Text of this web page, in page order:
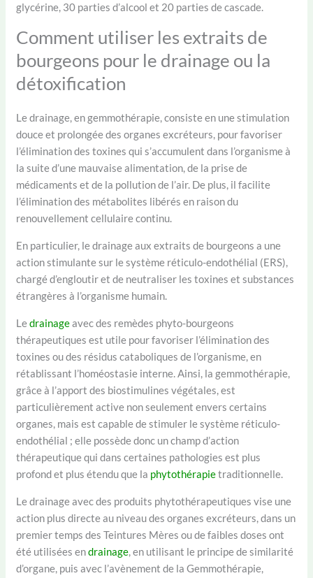
glycérine, 30 parties d’alcool et 20 parties de cascade.
Comment utiliser les extraits de
bourgeons pour le drainage ou la
détoxification
Le drainage, en gemmothérapie, consiste en une stimulation
douce et prolongée des organes excréteurs, pour favoriser
l’élimination des toxines qui s’accumulent dans l’organisme à
la suite d’une mauvaise alimentation, de la prise de
médicaments et de la pollution de l’air. De plus, il facilite
l’élimination des métabolites libérés en raison du
renouvellement cellulaire continu.
En particulier, le drainage aux extraits de bourgeons a une
action stimulante sur le système réticulo-endothélial (ERS),
chargé d’engloutir et de neutraliser les toxines et substances
étrangères à l’organisme humain.
Ledrainageavec des remèdes phyto-bourgeons
thérapeutiques est utile pour favoriser l’élimination des
toxines ou des résidus cataboliques de l’organisme, en
rétablissant l’homéostasie interne. Ainsi, la gemmothérapie,
grâce à l’apport des biostimulines végétales, est
particulièrement active non seulement envers certains
organes, mais est capable de stimuler le système réticulo-
endothélial ; elle possède donc un champ d’action
thérapeutique qui dans certaines pathologies est plus
profond et plus étendu que la phytothérapietraditionnelle.
Le drainage avec des produits phytothérapeutiques vise une
action plus directe au niveau des organes excréteurs, dans un
premier temps des Teintures Mères ou de faibles doses ont
été utilisées endrainage, en utilisant le principe de similarité
d’organe, puis avec l’avènement de la Gemmothérapie,